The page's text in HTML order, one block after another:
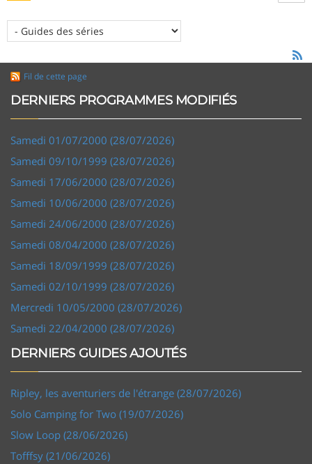
Fil de cette page
DERNIERS PROGRAMMES MODIFIÉS
Samedi 01/07/2000 (28/07/2026)
Samedi 09/10/1999 (28/07/2026)
Samedi 17/06/2000 (28/07/2026)
Samedi 10/06/2000 (28/07/2026)
Samedi 24/06/2000 (28/07/2026)
Samedi 08/04/2000 (28/07/2026)
Samedi 18/09/1999 (28/07/2026)
Samedi 02/10/1999 (28/07/2026)
Mercredi 10/05/2000 (28/07/2026)
Samedi 22/04/2000 (28/07/2026)
DERNIERS GUIDES AJOUTÉS
Ripley, les aventuriers de l'étrange (28/07/2026)
Solo Camping for Two (19/07/2026)
Slow Loop (28/06/2026)
Tofffsy (21/06/2026)